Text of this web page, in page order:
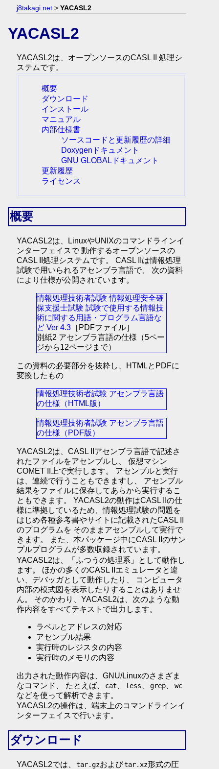
j8takagi.net> YACASL2
YACASL2
YACASL2は、オープンソースのCASL II 処理シ
ステムです。
概要
ダウンロード
インストール
マニュアル
内部仕様書
ソースコードと更新履歴の詳細
Doxygenドキュメント
GNU GLOBALドキュメント
更新履歴
ライセンス
概要
YACASL2は、LinuxやUNIXのコマンドラインイ
ンターフェイスで 動作するオープンソースの
CASL II処理システムです。 CASL IIは情報処理
試験で用いられるアセンブラ言語で、 次の資料
により仕様が公開されています。
情報処理技術者試験 情報処理安全確
保支援士試験 試験で使用する情報技
術に関する用語・プログラム言語な
ど Ver 4.3［PDFファイル］
別紙2 アセンブラ言語の仕様（5ペー
ジから12ページまで）
この資料の必要部分を抜粋し、HTMLとPDFに
変換したもの
情報処理技術者試験 アセンブラ言語
の仕様（HTML版）
情報処理技術者試験 アセンブラ言語
の仕様（PDF版）
YACASL2は、CASL IIアセンブラ言語で記述さ
れたファイルをアセンブルし、 仮想マシン
COMET II上で実行します。 アセンブルと実行
は、連続で行うこともできますし、 アセンブル
結果をファイルに保存してあらから実行するこ
ともできます。 YACASL2の動作はCASL IIの仕
様に準拠しているため、情報処理試験の問題を
はじめ各種参考書やサイトに記載されたCASL II
のプログラムを そのままアセンブルして実行で
きます。 また、本パッケージ中にCASL IIのサン
プルプログラムが多数収録されています。
YACASL2は、「ふつうの処理系」として動作し
ます。 ほかの多くのCASL IIエミュレータと違
い、デバッガとして動作したり、 コンピュータ
内部の模式図を表示したりすることはありませ
ん。 そのかわり、YACASL2は、次のような動
作内容をすべてテキストで出力します。
ラベルとアドレスの対応
アセンブル結果
実行時のレジスタの内容
実行時のメモリの内容
出力された動作内容は、GNU/Linuxのさまざま
なコマンド、 たとえば、
cat less grep、 wc
などを使って解析できます。
YACASL2の操作は、端末上のコマンドラインイ
ンターフェイスで行います。
ダウンロード
YACASL2では、 tar.gzおよびtar.xz形式の圧